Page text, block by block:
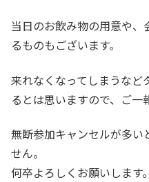
当日のお飲み物の用意や
るものもございます。
来れなくなってしまうなど
るとは思いますので、ご一
無断参加キャンセルが多い
せん。
何卒よろしくお願いします。